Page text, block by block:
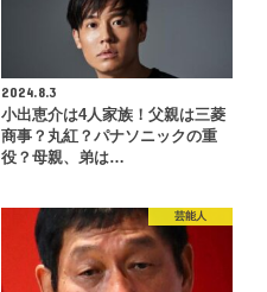
2024.8.3
小出恵介は4人家族！父親は三菱
商事？丸紅？パナソニックの重
役？母親、弟は…
芸能人